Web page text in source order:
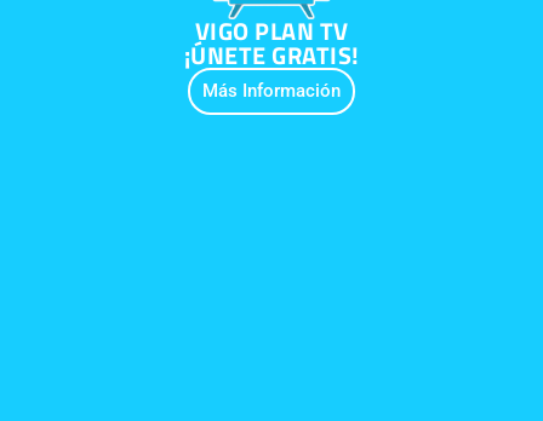
VIGO PLAN TV
¡ÚNETE GRATIS!
Más Información